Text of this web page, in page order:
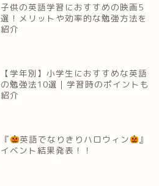
子供の英語学習におすすめの映画5
選！メリットや効率的な勉強方法を
紹介
【学年別】小学生におすすめな英語
の勉強法10選｜学習時のポイントも
紹介
『 英語でなりきりハロウィン
』
イベント結果発表！！